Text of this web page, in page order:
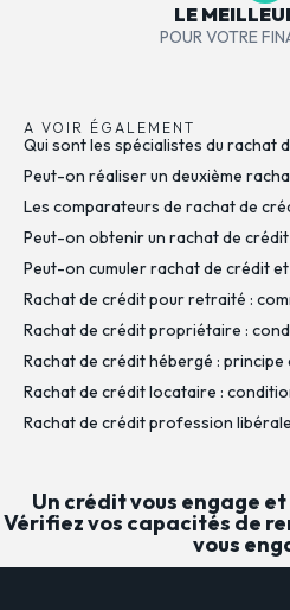
LE
POUR VOTRE
A VOIR ÉGALEMENT
Qui sont les spécialistes du rachat
Peut-on réaliser un deuxième
Les comparateurs de rachat de
Peut-on obtenir un rachat de crédit
Peut-on cumuler rachat de crédit
Rachat de crédit pour retraité :
Rachat de crédit propriétaire :
Rachat de crédit hébergé : principe
Rachat de crédit locataire :
Rachat de crédit profession
Un crédit vous engage
Vérifiez vos capacités de
vous